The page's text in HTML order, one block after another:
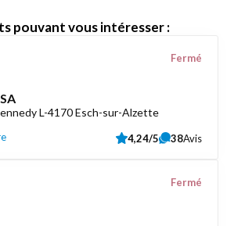
pouvant vous intéresser :
L-4170 Esch-sur-Alzette
Fermé
4,24/5 38Avis
Fermé